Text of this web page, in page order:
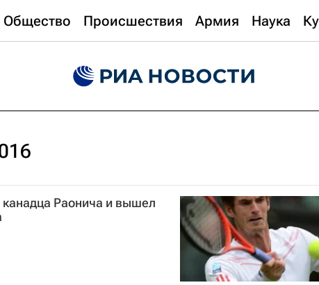
Общество Происшествия Армия Наука
Раонича и вышел